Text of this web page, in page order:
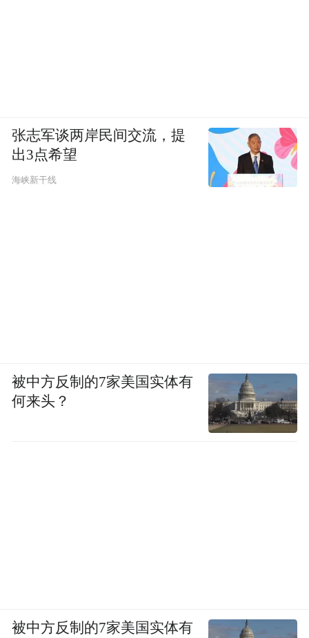
张志军谈两岸民间交流，提
出3点希望
海峡新干线
被中方反制的7家美国实体有
何来头？
被中方反制的7家美国实体有